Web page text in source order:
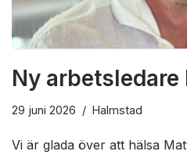
Ny arbetsledare
29 juni 2026 Halmstad
Vi är glada över att hälsa